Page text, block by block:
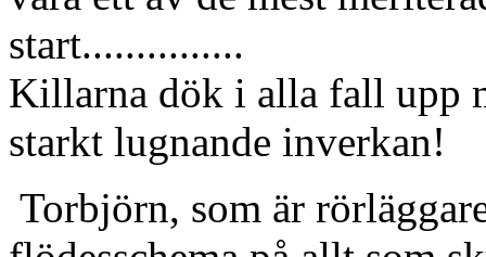
start...............
Killarna dök i alla fall upp
starkt lugnande inverkan!
Torbjörn, som är